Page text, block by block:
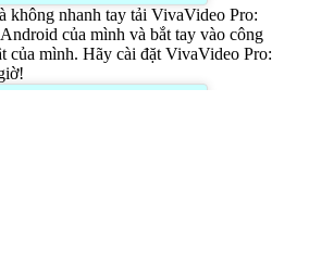
không nhanh tay tải VivaVideo Pro:
của mình và bắt tay vào công
của mình. Hãy cài đặt VivaVideo Pro: